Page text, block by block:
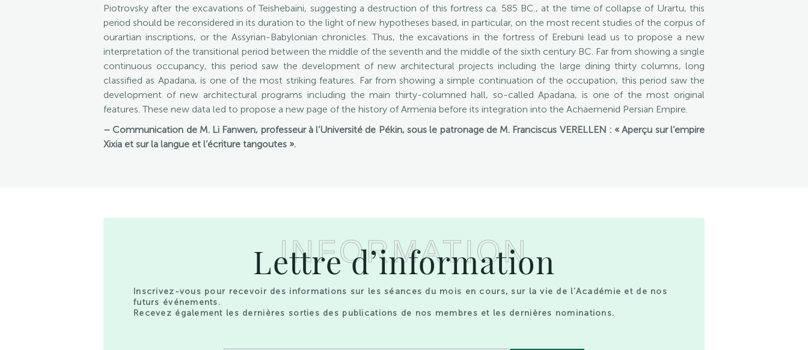
Piotrovsky after the excavations of Teishebaini, suggesting a destruction of this fortress ca. 585 BC., at the time of collapse of Urartu, this
period should be reconsidered in its duration to the light of new hypotheses based, in particular, on the most recent studies of the corpus of
ourartian inscriptions, or the Assyrian-Babylonian chronicles. Thus, the excavations in the fortress of Erebuni lead us to propose a new
interpretation of the transitional period between the middle of the seventh and the middle of the sixth century BC. Far from showing a single
continuous occupancy, this period saw the development of new architectural projects including the large dining thirty columns, long
classified as Apadana, is one of the most striking features. Far from showing a simple continuation of the occupation, this period saw the
development of new architectural programs including the main thirty-columned hall, so-called Apadana, is one of the most original
features. These new data led to propose a new page of the history of Armenia before its integration into the Achaemenid Persian Empire.
– Communication de M. Li Fanwen, professeur à l’Université de Pékin, sous le patronage de M. Franciscus VERELLEN : « Aperçu sur l’empire
Xixia et sur la langue et l’écriture tangoutes ».
INFORMATION
Lettre d’information
Inscrivez-vous pour recevoir des informations sur les séances du mois en cours, sur la vie de l’Académie et de nos
futurs événements.
Recevez également les dernières sorties des publications de nos membres et les dernières nominations.